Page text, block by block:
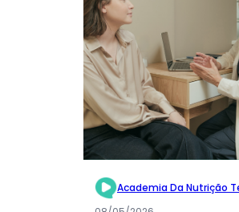
Academia Da Nutrição